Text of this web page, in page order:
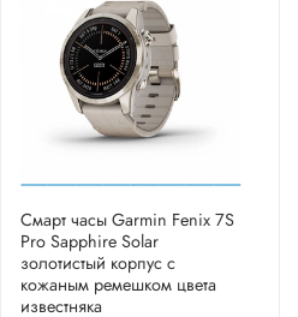
Смарт часы Garmin Fenix 7S
Pro Sapphire Solar
золотистый корпус с
кожаным ремешком цвета
известняка